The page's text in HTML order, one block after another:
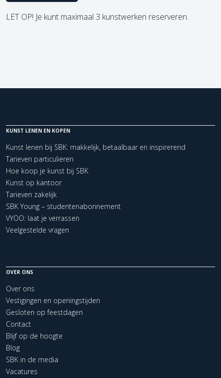
LET OP! Je kunt maximaal 3 kunstwerken reserveren.
KUNST LENEN EN KOPEN
Kunst lenen bij SBK: makkelijk, betaalbaar en inspirerend
Tarieven particulieren
Hoe koop je kunst bij SBK
Kunst op kantoor
Tarieven zakelijk
SBK Young – studentenabonnement
VYOO: laat je verrassen
Veelgestelde vragen
OVER ONS
Over ons
Vestigingen en openingstijden
Gesloten op feestdagen
Contact
Blijf op de hoogte
Blog
SBK in de media
Vacatures